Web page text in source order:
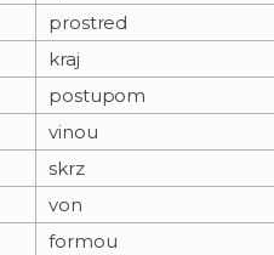
prostred
kraj
postupom
vinou
skrz
von
formou